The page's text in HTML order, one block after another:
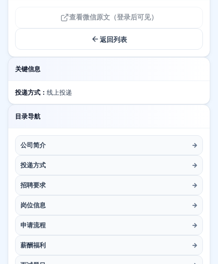
查看微信原文（登录后可见）
返回列表
关键信息
投递方式： 线上投递
目录导航
公司简介 →
投递方式 →
招聘要求 →
岗位信息 →
申请流程 →
薪酬福利 →